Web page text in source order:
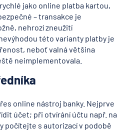
jako online platba kartou,
– transakce je
nehrozí zneužití
této varianty platby je
neboť valná většina
neimplementovala.
online nástroj banky. Nejprve
účet; při otvírání účtu např. na
počítejte s autorizací v podobě